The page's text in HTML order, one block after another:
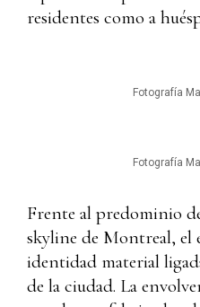
residentes como a
Fotografía
Fotografía
Frente al predominio
skyline de Montreal,
identidad material
de la ciudad. La